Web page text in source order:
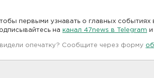
первыми узнавать о главных событиях
на канал 47news в Telegram и
опечатку? Сообщите через форму